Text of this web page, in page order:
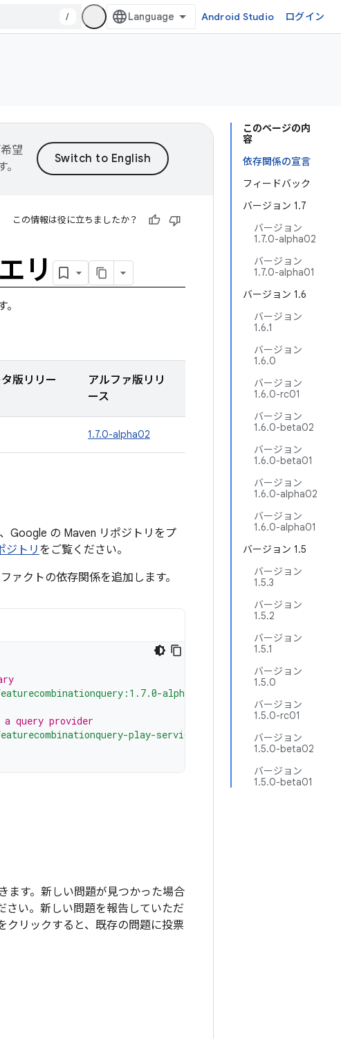
/ Android Studio ログイン
このページの内
容
依存関係の宣言
フィードバック
バージョン 1.7
バージョン
1.7.0-alpha02
バージョン
1.7.0-alpha01
バージョン 1.6
バージョン
1.6.1
バージョン
1.6.0
バージョン
1.6.0-rc01
バージョン
1.6.0-beta02
バージョン
1.6.0-beta01
バージョン
1.6.0-alpha02
バージョン
1.6.0-alpha01
バージョン 1.5
バージョン
1.5.3
バージョン
1.5.2
バージョン
1.5.1
バージョン
1.5.0
バージョン
1.5.0-rc01
バージョン
1.5.0-beta02
バージョン
1.5.0-beta01
望
この情報は役に立ちましたか？
リ
版リリー
アルファ版リリ
ース
1.7.0-alpha02
Google の Maven リポジトリをプ
ジトリをご覧ください。
ァクトの依存関係を追加します。
alpha02"
query provider
play-services:1.7.0-alpha02"
ます。新しい問題が見つかった場合
さい。新しい問題を報告していただ
クリックすると、既存の問題に投票